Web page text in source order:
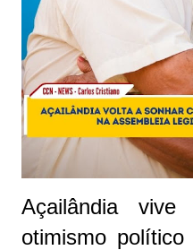
Açailândia
otimismo